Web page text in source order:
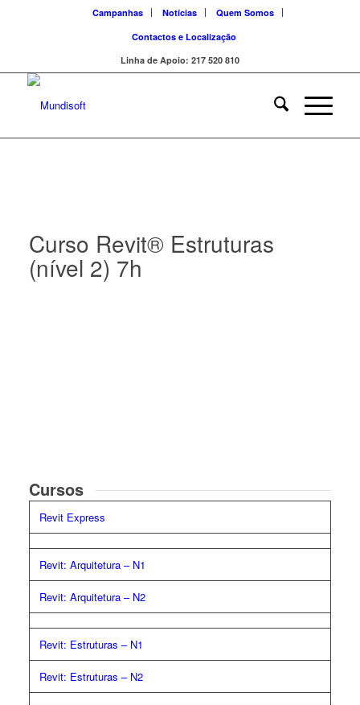
Campanhas Notícias
Quem Somos
Contactos e Localização
Linha de Apoio: 217 520 810
Curso Revit® Estruturas
(nível 2) 7h
Cursos
Revit Express
Revit: Arquitetura – N1
Revit: Arquitetura – N2
Revit: Estruturas – N1
Revit: Estruturas – N2